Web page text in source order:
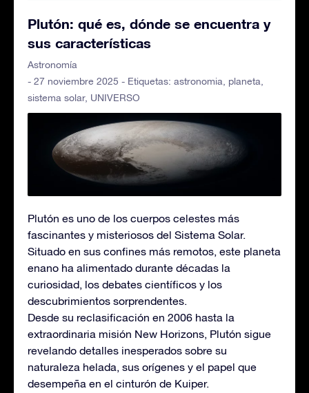
Plutón: qué es, dónde se encuentra y
sus características
Astronomía
- 27 noviembre 2025 - Etiquetas: astronomia planeta
sistema solar, UNIVERSO
Plutón es uno de los cuerpos celestes más
fascinantes y misteriosos del Sistema Solar.
Situado en sus confines más remotos, este planeta
enano ha alimentado durante décadas la
curiosidad, los debates científicos y los
descubrimientos sorprendentes.
Desde su reclasificación en 2006 hasta la
extraordinaria misión New Horizons, Plutón sigue
revelando detalles inesperados sobre su
naturaleza helada, sus orígenes y el papel que
desempeña en el cinturón de Kuiper.